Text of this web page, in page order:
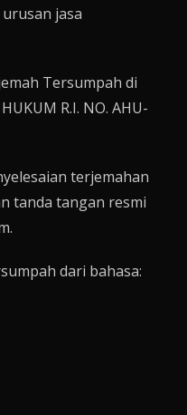
jasa
Tersumpah di
R.I. NO. AHU-
terjemahan
tanda tangan resmi
dari bahasa: